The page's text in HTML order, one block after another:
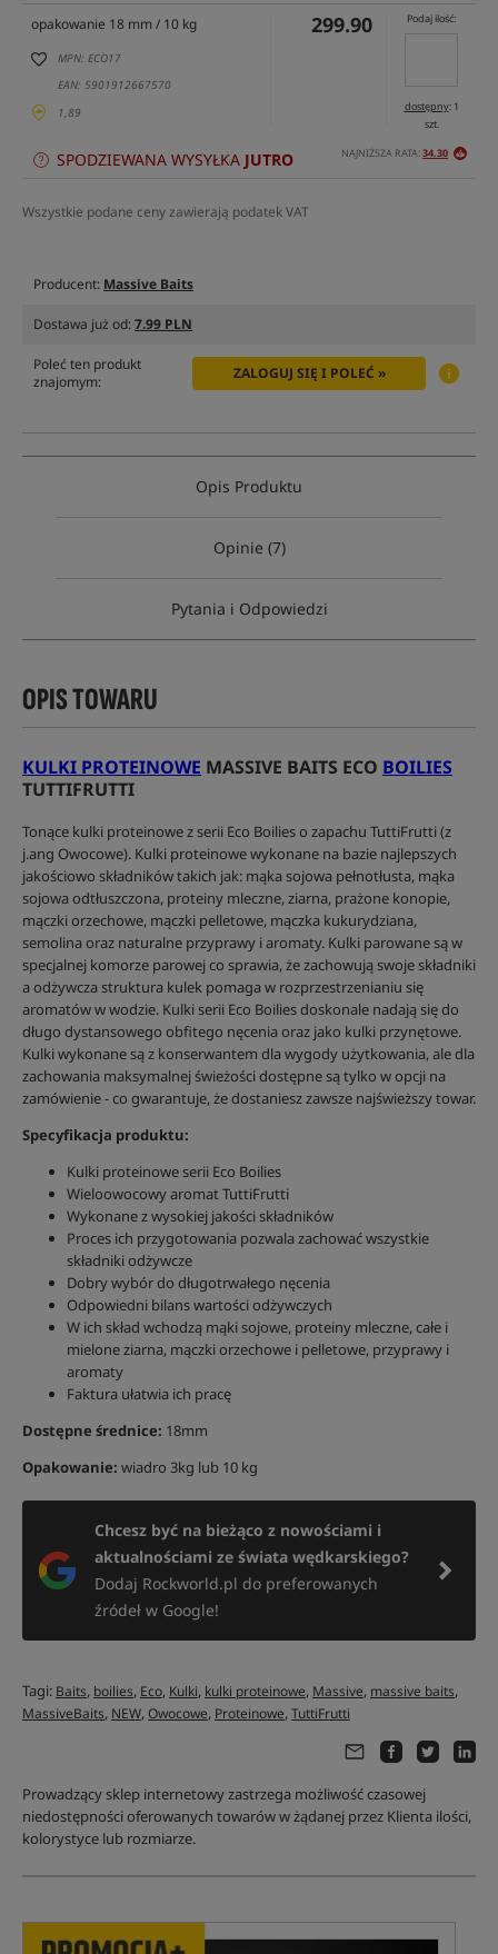
opakowanie 18 mm / 10 kg
MPN: ECO17
EAN: 5901912667570
1,89
299.90 Podaj ilość:
dostępny: 1
szt.
NAJNIŻSZA RATA:34.30
SPODZIEWANA WYSYŁKA JUTRO
Wszystkie podane ceny zawierają podatek VAT
Producent: Massive Baits
Dostawa już od:7.99 PLN
Poleć ten produkt
znajomym:
ZALOGUJ SIĘ I POLEĆ »
Opis Produktu
Opinie (7)
Pytania i Odpowiedzi
OPIS TOWARU
KULKI PROTEINOWE MASSIVE BAITS ECO BOILIES
TUTTIFRUTTI
Tonące kulki proteinowe z serii Eco Boilies o zapachu TuttiFrutti (z
j.ang Owocowe). Kulki proteinowe wykonane na bazie najlepszych
jakościowo składników takich jak: mąka sojowa pełnotłusta, mąka
sojowa odtłuszczona, proteiny mleczne, ziarna, prażone konopie,
mączki orzechowe, mączki pelletowe, mączka kukurydziana,
semolina oraz naturalne przyprawy i aromaty. Kulki parowane są w
specjalnej komorze parowej co sprawia, że zachowują swoje składniki
a odżywcza struktura kulek pomaga w rozprzestrzenianiu się
aromatów w wodzie. Kulki serii Eco Boilies doskonale nadają się do
długo dystansowego obfitego nęcenia oraz jako kulki przynętowe.
Kulki wykonane są z konserwantem dla wygody użytkowania, ale dla
zachowania maksymalnej świeżości dostępne są tylko w opcji na
zamówienie - co gwarantuje, że dostaniesz zawsze najświeższy towar.
Specyfikacja produktu:
Kulki proteinowe serii Eco Boilies
Wieloowocowy aromat TuttiFrutti
Wykonane z wysokiej jakości składników
Proces ich przygotowania pozwala zachować wszystkie
składniki odżywcze
Dobry wybór do długotrwałego nęcenia
Odpowiedni bilans wartości odżywczych
W ich skład wchodzą mąki sojowe, proteiny mleczne, całe i
mielone ziarna, mączki orzechowe i pelletowe, przyprawy i
aromaty
Faktura ułatwia ich pracę
Dostępne średnice: 18mm
Opakowanie: wiadro 3kg lub 10 kg
Chcesz być na bieżąco z nowościami i
aktualnościami ze świata wędkarskiego?
Dodaj Rockworld.pl do preferowanych
źródeł w Google!
Tagi: Baits, boilies, Eco, Kulki, kulki proteinowe, Massive, massive baits,
MassiveBaits, NEW,Owocowe, Proteinowe,TuttiFrutti
Prowadzący sklep internetowy zastrzega możliwość czasowej
niedostępności oferowanych towarów w żądanej przez Klienta ilości,
kolorystyce lub rozmiarze.